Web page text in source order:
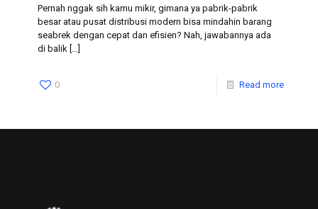
Pernah nggak sih kamu mikir, gimana ya pabrik-pabrik
besar atau pusat distribusi modern bisa mindahin barang
seabrek dengan cepat dan efisien? Nah, jawabannya ada
di balik […]
0 Read more